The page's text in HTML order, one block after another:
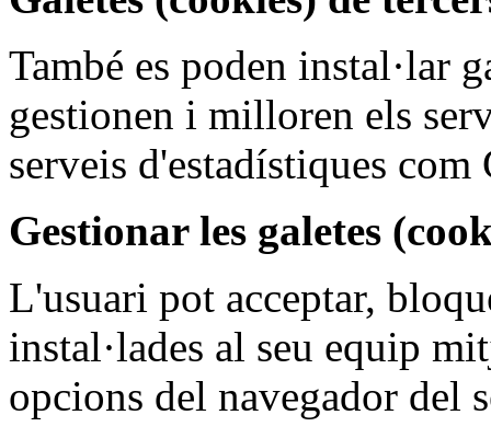
També es poden instal·lar
gestionen i milloren els
serveis d'estadístiques
Gestionar les galetes
L'usuari pot acceptar,
instal·lades al seu equip
opcions del navegador del